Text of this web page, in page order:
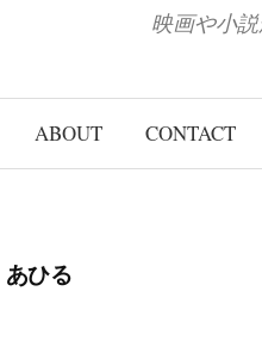
映画や小
ABOUT CONTACT
あひる